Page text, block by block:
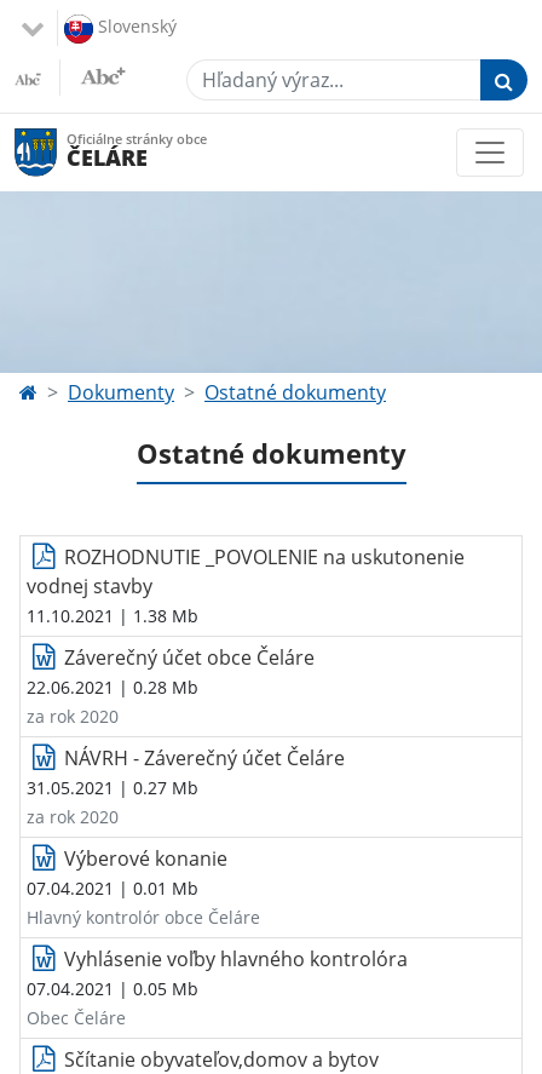
Slovenský
Hľadaný výraz...
Oficiálne stránky obce
ČELÁRE
Dokumenty Ostatné dokumenty
Ostatné dokumenty
ROZHODNUTIE _POVOLENIE na uskutonenie
vodnej stavby
11.10.2021 | 1.38 Mb
Záverečný účet obce Čeláre
22.06.2021 | 0.28 Mb
za rok 2020
NÁVRH - Záverečný účet Čeláre
31.05.2021 | 0.27 Mb
za rok 2020
Výberové konanie
07.04.2021 | 0.01 Mb
Hlavný kontrolór obce Čeláre
Vyhlásenie voľby hlavného kontrolóra
07.04.2021 | 0.05 Mb
Obec Čeláre
Sčítanie obyvateľov,domov a bytov